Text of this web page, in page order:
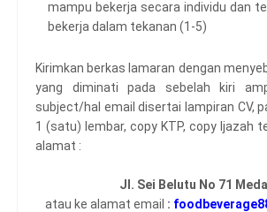
mampu bekerja secara individu dan
bekerja dalam tekanan (1-5)
Kirimkan berkas lamaran dengan
yang diminati pada sebelah kiri
subject/hal email disertai lampiran CV,
1 (satu) lembar, copy KTP, copy Ijazah
alamat :
Jl. Sei Belutu No 71
atau ke alamat email :